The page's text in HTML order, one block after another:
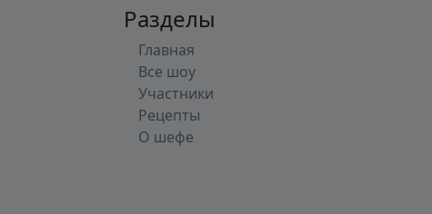
Разделы
Главная
Все шоу
Участники
Рецепты
О шефе